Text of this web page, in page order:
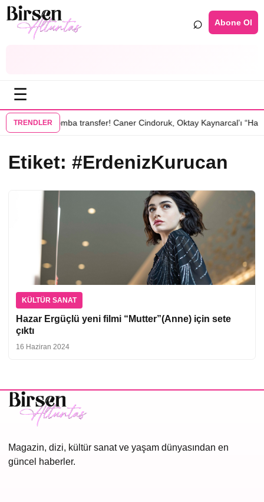
⌕ Abone Ol
☰
TRENDLER
dizisinde•Bomba transfer! Caner Cindoruk, Oktay Kaynarcal’ı
Etiket: #ErdenizKurucan
KÜLTÜR SANAT
Hazar Ergüçlü yeni filmi “Mutter”(Anne) için sete
çıktı
16 Haziran 2024
Magazin, dizi, kültür sanat ve yaşam dünyasından en
güncel haberler.